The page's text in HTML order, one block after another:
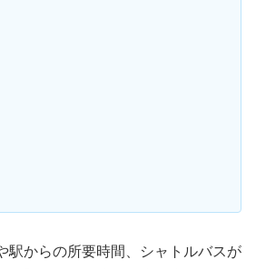
駅からの所要時間、シャトルバスが